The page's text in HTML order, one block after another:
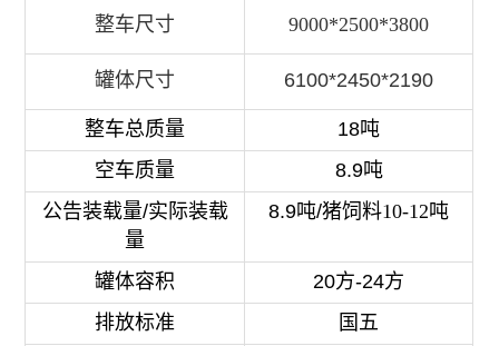
整车尺寸 9000*2500*3800
罐体尺寸 6100*2450*2190
整车总质量
18吨
空车质量
8.9吨
公告装载量/实际装载
量
8.9吨/猪饲料10-12吨
罐体容积
20方-24方
排放标准
国五